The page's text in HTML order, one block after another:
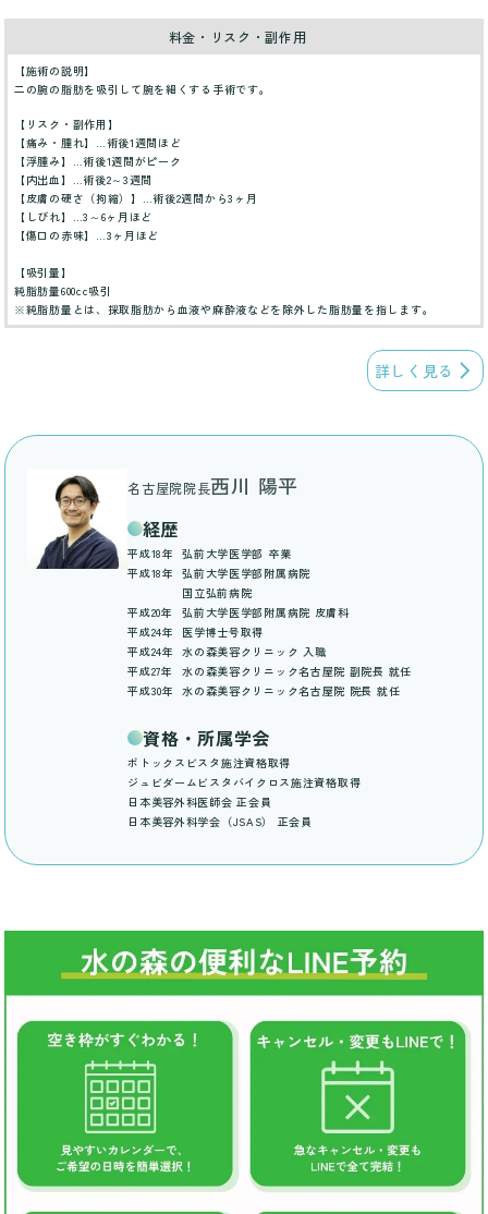
料金・リスク・副作用
【施術の説明】
二の腕の脂肪を吸引して腕を細くする手術です。
【リスク・副作用】
【痛み・腫れ】…術後1週間ほど
【浮腫み】…術後1週間がピーク
【内出血】…術後2～3週間
【皮膚の硬さ（拘縮）】…術後2週間から3ヶ月
【しびれ】…3～6ヶ月ほど
【傷口の赤味】…3ヶ月ほど
【吸引量】
純脂肪量600cc吸引
※純脂肪量とは、採取脂肪から血液や麻酔液などを除外した脂肪量を指します。
詳しく見る
名古屋院院長西川 陽平
経歴
平成18年
弘前大学医学部 卒業
平成18年
弘前大学医学部附属病院
国立弘前病院
平成20年
弘前大学医学部附属病院 皮膚科
平成24年
医学博士号取得
平成24年
水の森美容クリニック 入職
平成27年
水の森美容クリニック名古屋院 副院長 就任
平成30年
水の森美容クリニック名古屋院 院長 就任
資格・所属学会
ボトックスビスタ施注資格取得
ジュビダームビスタバイクロス施注資格取得
日本美容外科医師会 正会員
日本美容外科学会（JSAS） 正会員